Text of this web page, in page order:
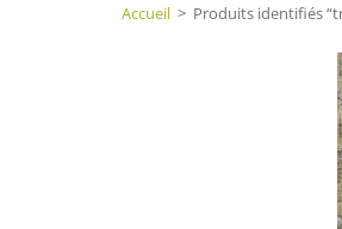
Accueil > Produits identifiés